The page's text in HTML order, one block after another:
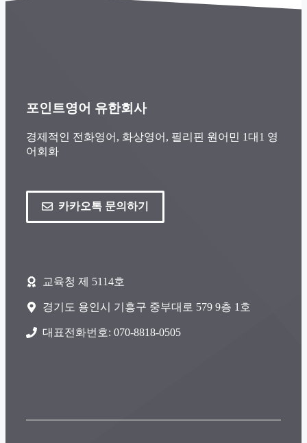
포인트영어 유한회사
경제적인 전화영어, 화상영어, 필리핀 원어민 1대1 영
어회화
카카오톡 문의하기
교육청 제 5114호
경기도 용인시 기흥구 중부대로 579 9층 1호
대표전화번호: 070-8818-0505